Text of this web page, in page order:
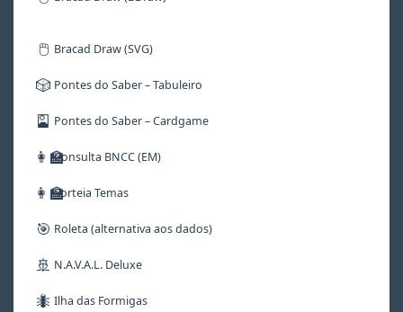
🖱️ Bracad Draw (SVG)
🎲 Pontes do Saber – Tabuleiro
🎴 Pontes do Saber – Cardgame
👩‍🏫Consulta BNCC (EM)
👩‍🏫Sorteia Temas
🎯 Roleta (alternativa aos dados)
🚢 N.A.V.A.L. Deluxe
🐜 Ilha das Formigas